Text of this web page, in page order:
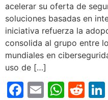
acelerar su oferta de
soluciones basadas en
iniciativa refuerza la
consolida al grupo entre
mundiales en
uso de […]
Facebook
Email